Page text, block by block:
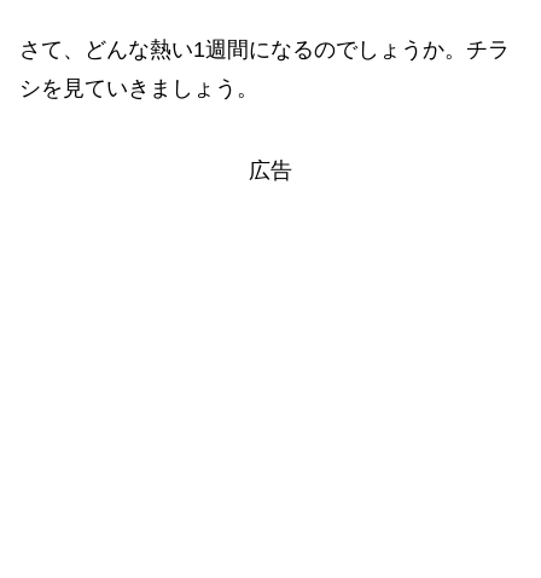
さて、どんな熱い1週間になるのでしょうか。チラ
シを見ていきましょう。
広告